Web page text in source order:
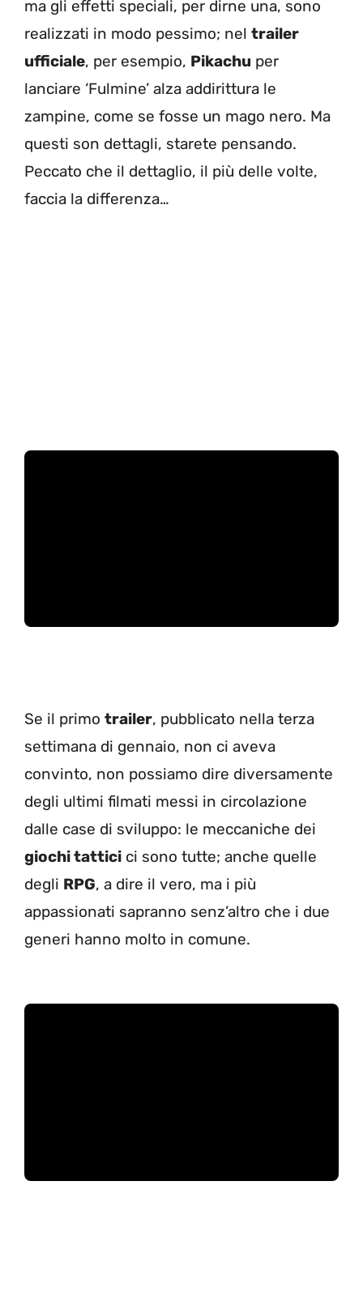
ma gli effetti speciali, per dirne una, sono
realizzati in modo pessimo; nel trailer
ufficiale, per esempio, Pikachu per
lanciare ‘Fulmine’ alza addirittura le
zampine, come se fosse un mago nero. Ma
questi son dettagli, starete pensando.
Peccato che il dettaglio, il più delle volte,
faccia la differenza…
Se il primo trailer, pubblicato nella terza
settimana di gennaio, non ci aveva
convinto, non possiamo dire diversamente
degli ultimi filmati messi in circolazione
dalle case di sviluppo: le meccaniche dei
giochi tattici ci sono tutte; anche quelle
degli RPG, a dire il vero, ma i più
appassionati sapranno senz’altro che i due
generi hanno molto in comune.